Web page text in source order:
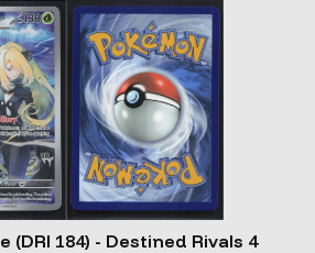
(DRI 184) - Destined Rivals 4